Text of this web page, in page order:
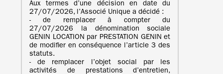
Aux termes d’une décision en date du
27/07/2026, l’Associé Unique a décidé :
- de remplacer à compter du
27/07/2026 la dénomination sociale
GENIN LOCATION par PRESTATION GENIN et
de modifier en conséquence l’article 3 des
statuts.
- de remplacer l’objet social par les
activités de prestations d’entretien,